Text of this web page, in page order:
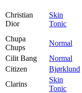
Christian
Dior
Skin
Tonic
Chupa
Chups
Normal
Cilit Bang
Normal
Citizen
Bjørklund
Clarins
Skin
Tonic